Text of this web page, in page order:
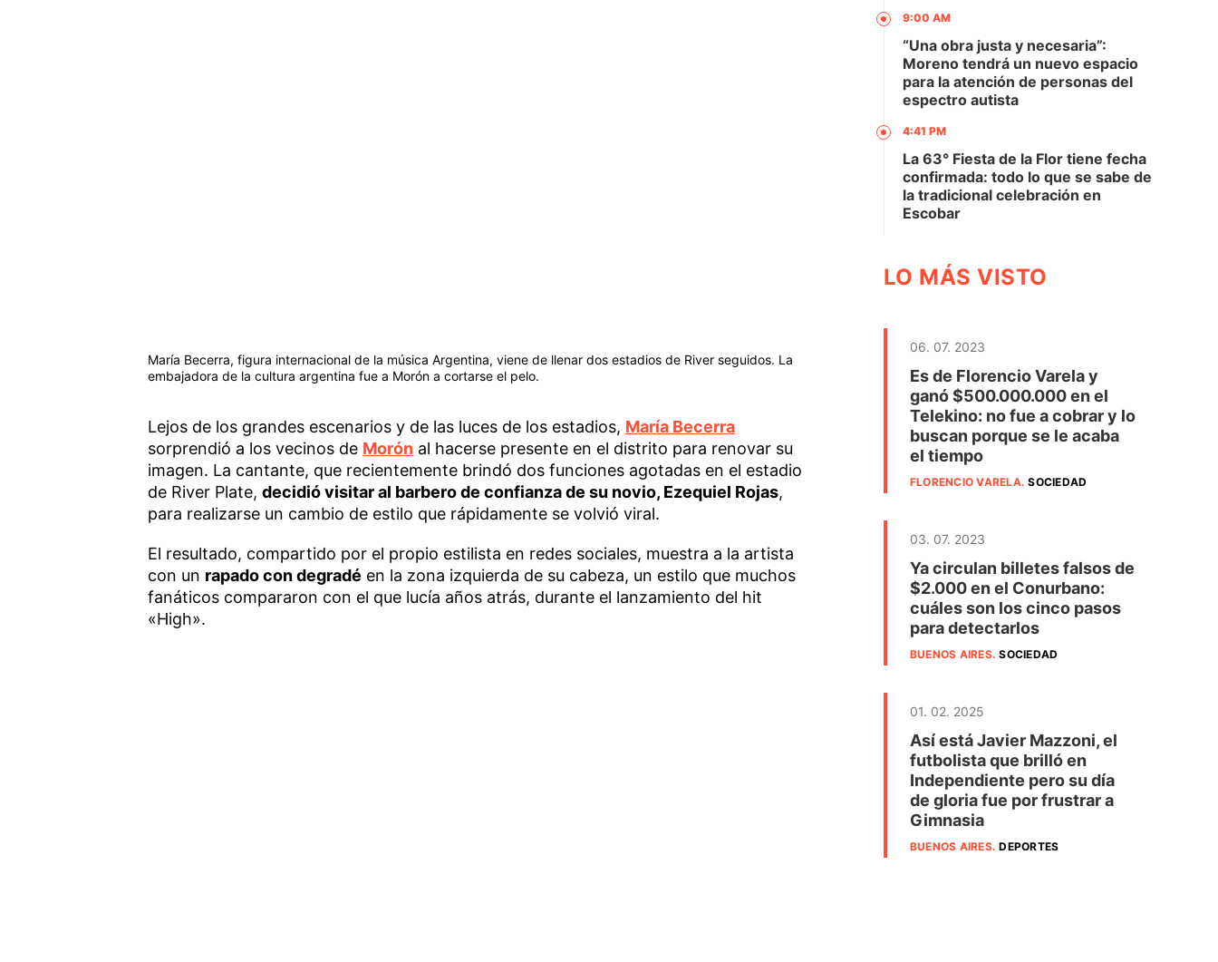
María Becerra, figura internacional de la música Argentina, viene de llenar dos estadios de River seguidos. La
embajadora de la cultura argentina fue a Morón a cortarse el pelo.
Lejos de los grandes escenarios y de las luces de los estadios, María Becerra
sorprendió a los vecinos de Morónal hacerse presente en el distrito para renovar su
imagen. La cantante, que recientemente brindó dos funciones agotadas en el estadio
de River Plate, decidió visitar al barbero de confianza de su novio, Ezequiel Rojas,
para realizarse un cambio de estilo que rápidamente se volvió viral.
El resultado, compartido por el propio estilista en redes sociales, muestra a la artista
con un rapado con degradé en la zona izquierda de su cabeza, un estilo que muchos
fanáticos compararon con el que lucía años atrás, durante el lanzamiento del hit
«High».
9:00 AM
“Una obra justa y necesaria”:
Moreno tendrá un nuevo espacio
para la atención de personas del
espectro autista
4:41 PM
La 63° Fiesta de la Flor tiene fecha
confirmada: todo lo que se sabe de
la tradicional celebración en
Escobar
LO MÁS VISTO
06. 07. 2023
Es de Florencio Varela y
ganó $500.000.000 en el
Telekino: no fue a cobrar y lo
buscan porque se le acaba
el tiempo
FLORENCIO VARELA.SOCIEDAD
03. 07. 2023
Ya circulan billetes falsos de
$2.000 en el Conurbano:
cuáles son los cinco pasos
para detectarlos
BUENOS AIRES.SOCIEDAD
01. 02. 2025
Así está Javier Mazzoni, el
futbolista que brilló en
Independiente pero su día
de gloria fue por frustrar a
Gimnasia
BUENOS AIRES.DEPORTES